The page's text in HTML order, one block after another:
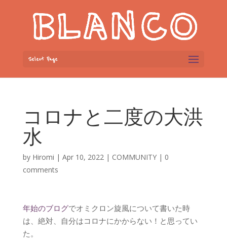
Select Page
コロナと二度の大洪
水
by Hiromi | Apr 10, 2022| COMMUNITY| 0
comments
年始のブログでオミクロン旋風について書いた時
は、絶対、自分はコロナにかからない！と思ってい
た。